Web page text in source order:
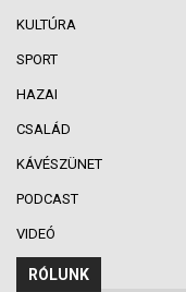
KULTÚRA
SPORT
HAZAI
CSALÁD
KÁVÉSZÜNET
PODCAST
VIDEÓ
RÓLUNK